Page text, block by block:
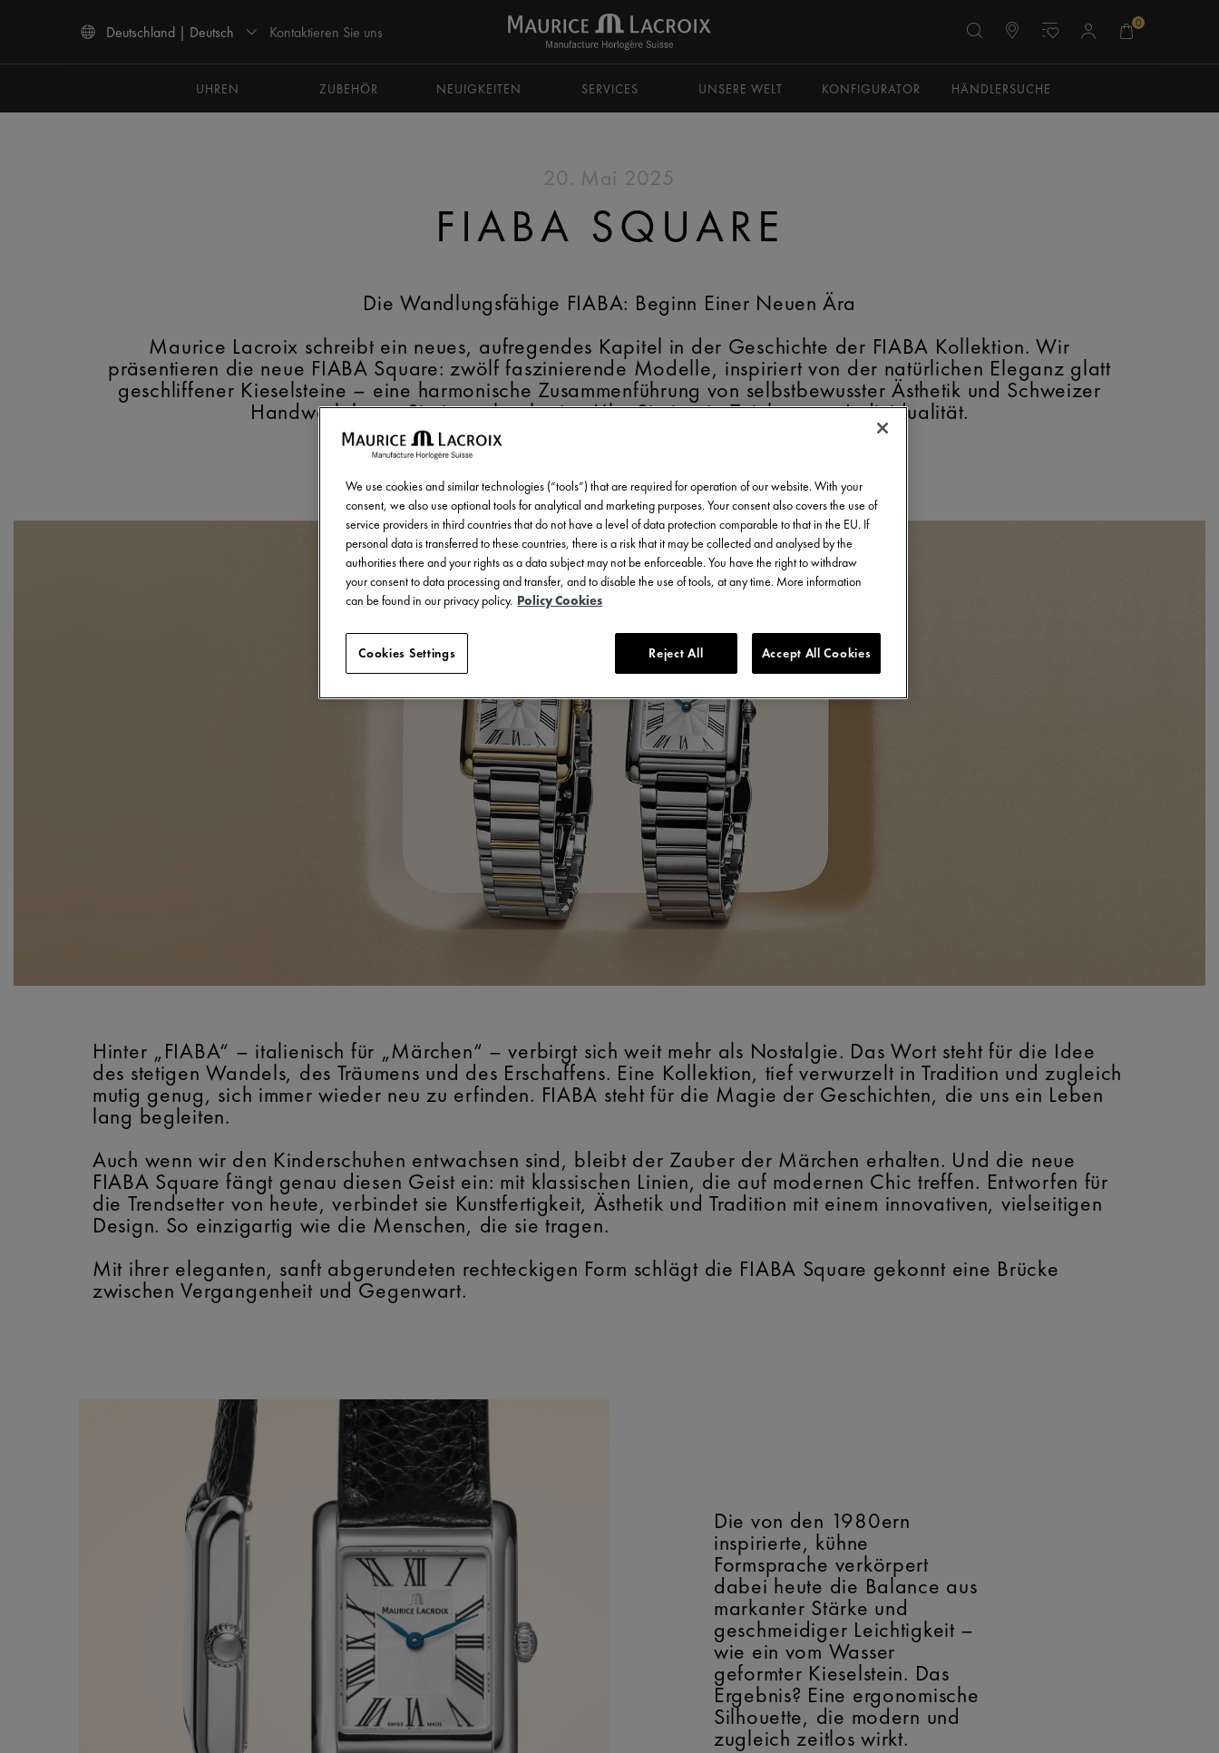
Deutschland | Deutsch Kontaktieren Sie uns 0
UHREN
ZUBEHÖR NEUIGKEITEN SERVICES UNSERE WELT KONFIGURATOR HÄNDLERSUCHE
20. Mai 2025
FIABA SQUARE
Die Wandlungsfähige FIABA: Beginn Einer Neuen Ära
Maurice Lacroix schreibt ein neues, aufregendes Kapitel in der Geschichte der FIABA Kollektion. Wir
präsentieren die neue FIABA Square: zwölf faszinierende Modelle, inspiriert von der natürlichen Eleganz glatt
geschliffener Kieselsteine – eine harmonische Zusammenführung von selbstbewusster Ästhetik und Schweizer
Handwerkskunst. Sie ist mehr als eine Uhr. Sie ist ein Zeichen von Individualität.
Hinter „FIABA“ – italienisch für „Märchen“ – verbirgt sich weit mehr als Nostalgie. Das Wort steht für die Idee
des stetigen Wandels, des Träumens und des Erschaffens. Eine Kollektion, tief verwurzelt in Tradition und zugleich
mutig genug, sich immer wieder neu zu erfinden. FIABA steht für die Magie der Geschichten, die uns ein Leben
lang begleiten.
Auch wenn wir den Kinderschuhen entwachsen sind, bleibt der Zauber der Märchen erhalten. Und die neue
FIABA Square fängt genau diesen Geist ein: mit klassischen Linien, die auf modernen Chic treffen. Entworfen für
die Trendsetter von heute, verbindet sie Kunstfertigkeit, Ästhetik und Tradition mit einem innovativen, vielseitigen
Design. So einzigartig wie die Menschen, die sie tragen.
Mit ihrer eleganten, sanft abgerundeten rechteckigen Form schlägt die FIABA Square gekonnt eine Brücke
zwischen Vergangenheit und Gegenwart.
Die von den 1980ern
inspirierte, kühne
Formsprache verkörpert
dabei heute die Balance aus
markanter Stärke und
geschmeidiger Leichtigkeit –
wie ein vom Wasser
geformter Kieselstein. Das
Ergebnis? Eine ergonomische
Silhouette, die modern und
zugleich zeitlos wirkt.
We use cookies and similar technologies (“tools”) that are required for operation of our website. With your
consent, we also use optional tools for analytical and marketing purposes. Your consent also covers the use of
service providers in third countries that do not have a level of data protection comparable to that in the EU. If
personal data is transferred to these countries, there is a risk that it may be collected and analysed by the
authorities there and your rights as a data subject may not be enforceable. You have the right to withdraw
your consent to data processing and transfer, and to disable the use of tools, at any time. More information
can be found in our privacy policy. Policy Cookies
Reject All Accept All Cookies
Cookies Settings